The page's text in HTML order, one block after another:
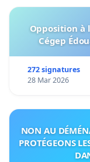
Opposition à
Cégep
272 signatures
28 Mar 2026
NON AU
PROTÉGEONS